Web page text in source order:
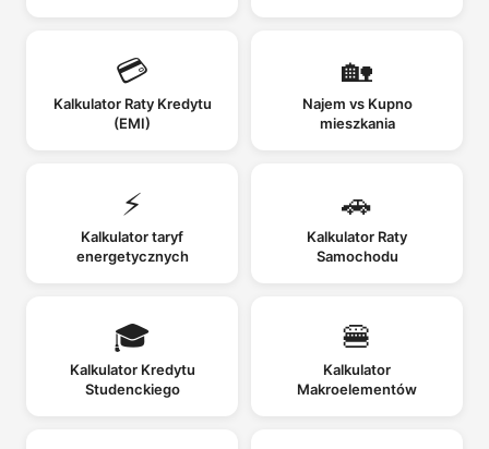
💳
Kalkulator Raty Kredytu
(EMI)
🏡
Najem vs Kupno
mieszkania
⚡
Kalkulator taryf
energetycznych
🚗
Kalkulator Raty
Samochodu
🎓
Kalkulator Kredytu
Studenckiego
🍔
Kalkulator
Makroelementów